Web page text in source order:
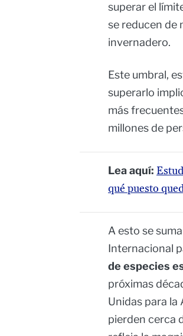
superar el
se reducen de
invernadero.
Este umbral,
superarlo
más
millones de
Lea aquí:
qué puesto
A esto se
Internacional
de especies
próximas
Unidas para la
pierden cerca